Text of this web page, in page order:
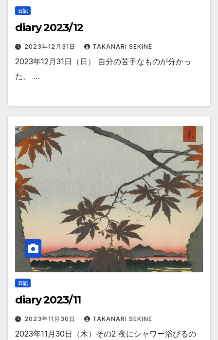
日記
diary 2023/12
2023年12月31日 TAKANARI SEKINE
2023年12月31日（日） 自分の苦手なものが分かっ
た。 …
日記
diary 2023/11
2023年11月30日 TAKANARI SEKINE
2023年11月30日（木）その2 夜にシャワー浴びるの